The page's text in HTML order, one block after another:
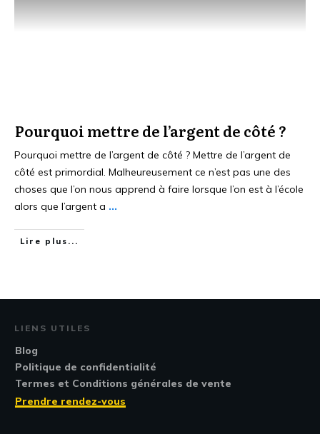
Pourquoi mettre de l’argent de côté ?
Pourquoi mettre de l’argent de côté ? Mettre de l’argent de
côté est primordial. Malheureusement ce n’est pas une des
choses que l’on nous apprend à faire lorsque l’on est à l’école
alors que l’argent a ...
Lire plus...
LIENS UTILES
Blog
Politique de confidentialité
Termes et Conditions générales de vente
Prendre rendez-vous